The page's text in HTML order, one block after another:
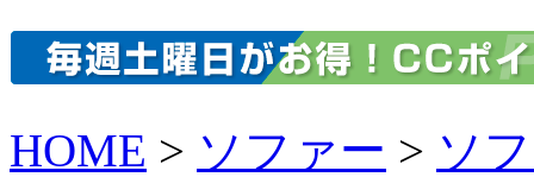
HOME > ソファー > ソ